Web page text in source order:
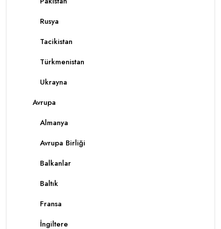
Rusya
Tacikistan
Türkmenistan
Ukrayna
Avrupa
Almanya
Avrupa Birliği
Balkanlar
Baltık
Fransa
İngiltere